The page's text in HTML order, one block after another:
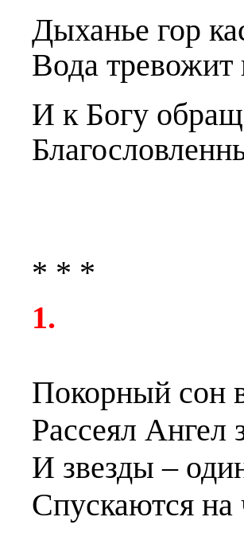
Дыханье гор
Вода
И к Богу
* * *
1.
Покорный сон
Рассеял
И звезды –
Спускаются